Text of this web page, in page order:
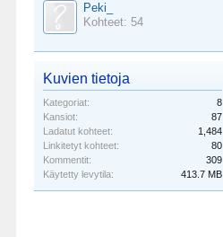
Peki_
Kohteet: 54
Kuvien tietoja
Kategoriat:
8
Kansiot:
87
Ladatut kohteet:
1,484
Linkitetyt kohteet:
80
Kommentit:
309
Käytetty levytila:
413.7 MB